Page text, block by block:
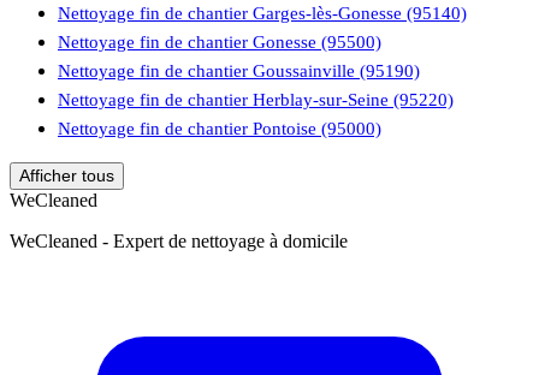
Nettoyage fin de chantier Garges-lès-Gonesse (95140)
Nettoyage fin de chantier Gonesse (95500)
Nettoyage fin de chantier Goussainville (95190)
Nettoyage fin de chantier Herblay-sur-Seine (95220)
Nettoyage fin de chantier Pontoise (95000)
Afficher tous
WeCleaned
WeCleaned - Expert de nettoyage à domicile